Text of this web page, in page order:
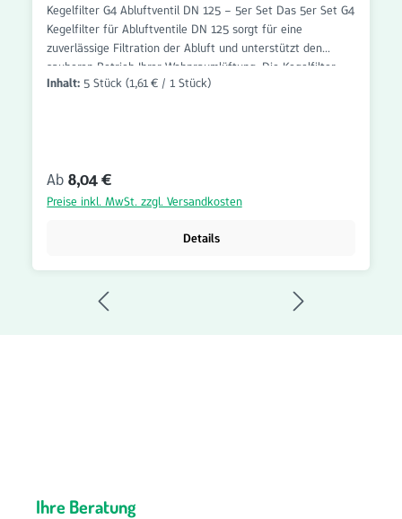
Kegelfilter G4 Abluftventil DN 125 – 5er Set Das 5er Set G4
Kegelfilter für Abluftventile DN 125 sorgt für eine
zuverlässige Filtration der Abluft und unterstützt den
sauberen Betrieb Ihrer Wohnraumlüftung. Die Kegelfilter
sind passgenau gefertigt und für Abluftventile mit einem
Lüftungskomponenten vor Verschmutzung geschützt und
der Wartungsaufwand reduziert. Dank der konischen
das Abluftventil einsetzen. Das praktische 5er Set bietet
Wechselintervalle. Kegelfilter G4 DN 125 – Vorteile: Passend
für Abluftventile DN 125 5er Set Kegelfilter Filterklasse G4
für die Grundfiltration Entfernt Staub, Flusen und grobe
Wohnraumlüftungen und Lüftungsanlagen.
Inhalt: 5 Stück (1,61 € / 1 Stück)
Regulärer Preis:
Ab 8,04 €
Preise inkl. MwSt. zzgl. Versandkosten
Details
Ihre Beratung